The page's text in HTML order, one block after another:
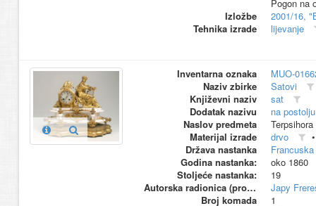
Pogon na
Izložbe
2001/16,
Tehnika izrade
lijevanje
Inventarna oznaka
MUO-
Naziv zbirke
Satovi
Književni naziv
sat
Dodatak nazivu
na postolju
Naslov predmeta
Terpsihora
Materijal izrade
drvo
Država nastanka
Francuska
Godina nastanka:
oko 1860
Stoljeće nastanka:
19
Autorska radionica (proizvođač)
Japy
Broj komada
1